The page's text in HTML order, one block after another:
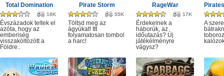
Total Domination
18K
Évszázadok teltek el
azóta, hogy az
emberiség
visszaköltözött a
Földre..
Pirate Storm
55K
Töltsd meg az
ágyúkat! Itt
folyamatosan tombol
a harc!
RageWar
17K
Érdekelnek a
háborúk, az
időutazás? Új
játékélményre
vágysz?
A